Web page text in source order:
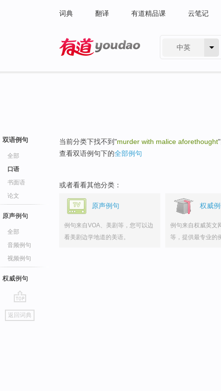
词典 翻译 有道精品课 云笔记
中英
双语例句
全部
口语
书面语
论文
原声例句
全部
音频例句
视频例句
权威例句
go
top
返回词典
当前分类下找不到"murder with malice aforethought
查看双语例句下的全部例句
或者看看其他分类：
原声例句
例句来自VOA、美剧等，您可以边
看美剧边学地道的美语。
权威
例句来自权威英文
等，提供最专业的